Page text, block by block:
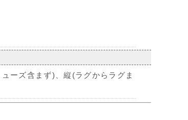
ーズ含まず)、縦(ラグからラグま